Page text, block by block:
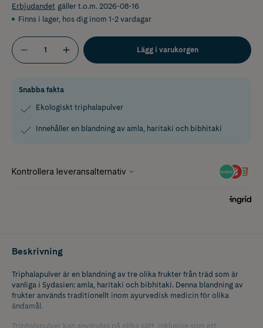
Erbjudandet gäller t.o.m. 2026-08-16
Finns i lager, hos dig inom 1-2 vardagar
Lägg i varukorgen
Snabba fakta
Ekologiskt triphalapulver
Innehåller en blandning av amla, haritaki och bibhitaki
Beskrivning
Triphalapulver är en blandning av tre olika frukter från träd som är
vanliga i Sydasien: amla, haritaki och bibhitaki. Denna blandning av
frukter används traditionellt inom ayurvedisk medicin för olika
ändamål.
Triphalapulver kan användas på olika sätt, inklusive som ett